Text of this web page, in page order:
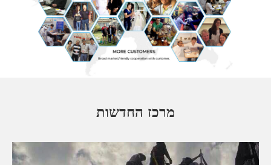
מרכז החדשות